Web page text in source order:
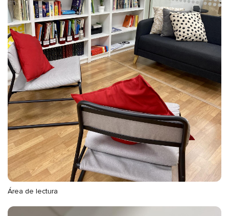
Área de lectura